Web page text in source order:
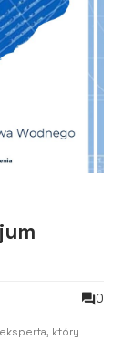
0
który